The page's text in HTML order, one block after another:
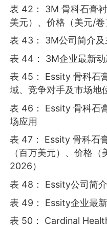
表 42： 3M 骨科石膏
美元）、价格（美元/
表 43： 3M公司简介及
表 44： 3M企业最新动
表 45： Essity 骨科石
域、竞争对手及市场地
表 46： Essity 骨科石
场应用
表 47： Essity 骨科石
（百万美元）、价格
2026）
表 48： Essity公司简
表 49： Essity企业最
表 50： Cardinal